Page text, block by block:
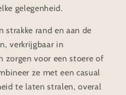
gelegenheid.
strakke rand en aan de
verkrijgbaar in
zorgen voor een stoere of
ze met een casual
te laten stralen, overal